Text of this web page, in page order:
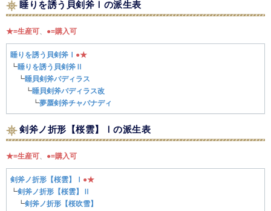
睡りを誘う貝剣斧Ⅰの派生表
★=生産可 ●=購入可
睡りを誘う貝剣斧Ⅰ ●★
┗睡りを誘う貝剣斧Ⅱ
┗睡貝剣斧バディラス
┗睡貝剣斧バディラス改
┗夢蜃剣斧チャバナディ
剣斧ノ折形【桜雲】Ⅰの派生表
★=生産可 ●=購入可
剣斧ノ折形【桜雲】Ⅰ ●★
┗剣斧ノ折形【桜雲】Ⅱ
┗剣斧ノ折形【桜吹雪】